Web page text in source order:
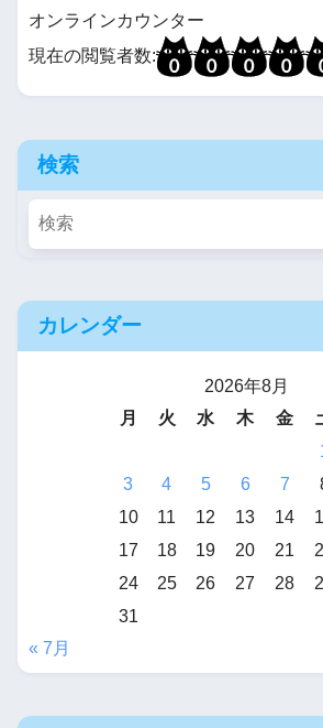
オンラインカウンター
現在の閲覧者数:
検索
カレンダー
2026年8月
月
火 水 木 金
3
4 5 6 7
10
11 12 13 14
17
18 19 20 21
24
25 26 27 28
31
« 7月